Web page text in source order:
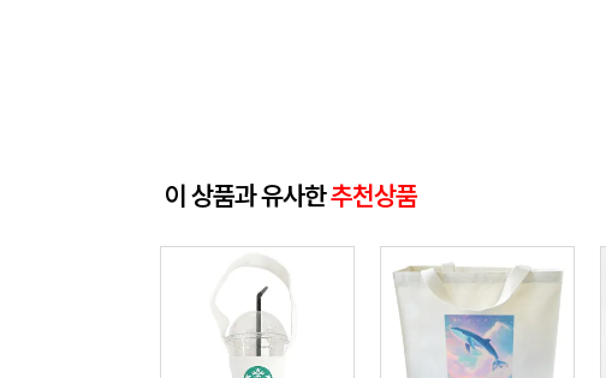
이 상품과 유사한추천상품